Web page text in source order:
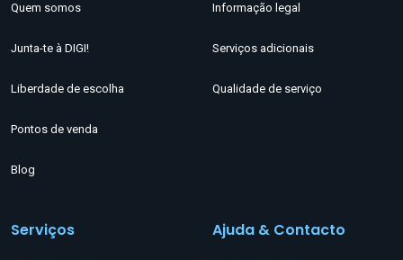
Quem somos
Junta-te à DIGI!
Liberdade de escolha
Pontos de venda
Blog
Informação legal
Serviços adicionais
Qualidade de serviço
Serviços Ajuda & Contacto